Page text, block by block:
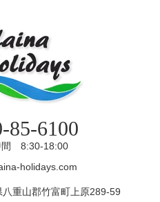
85-6100
間 8:30-18:00
holidays.com
重山郡竹富町上原289-59